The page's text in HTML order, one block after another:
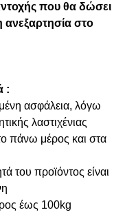
που θα δώσει
ανεξαρτησία στο
:
ασφάλεια, λόγω
λαστιχένιας
πάνω μέρος και στα
του προϊόντος είναι
έως 100kg